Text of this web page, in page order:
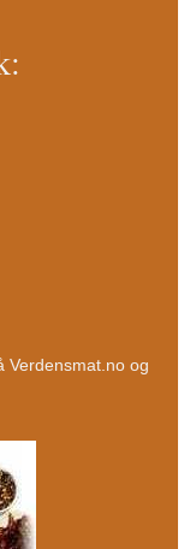
Verdensmat.no og